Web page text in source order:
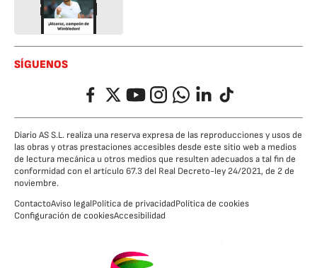
SÍGUENOS
FacebookTwitterYouTubeInstagramWhatsappLinkedIn
TikTok
Diario AS S.L. realiza una reserva expresa de las reproducciones y usos de
las obras y otras prestaciones accesibles desde este sitio web a medios
de lectura mecánica u otros medios que resulten adecuados a tal fin de
conformidad con el artículo 67.3 del Real Decreto-ley 24/2021, de 2 de
noviembre.
ContactoAviso legalPolítica de privacidadPolítica de cookies
Configuración de cookiesAccesibilidad